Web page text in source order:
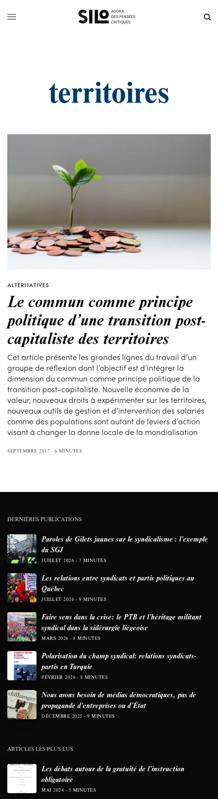
territoires
ALTERNATIVES
Le commun comme principe
politique d’une transition post-
capitaliste des territoires
Cet article présente les grandes lignes du travail d’un
groupe de réflexion dont l’objectif est d’intégrer la
dimension du commun comme principe politique de la
transition post-capitaliste. Nouvelle économie de la
valeur, nouveaux droits à expérimenter sur les territoires,
nouveaux outils de gestion et d’intervention des salariés
comme des populations sont autant de leviers d’action
visant à changer la donne locale de la mondialisation
SEPTEMBRE 2017 6 MINUTES
DERNIÈRES PUBLICATIONS
Paroles de Gilets jaunes sur le syndicalisme : l’exemple
du SGJ
JUILLET 2026 7 MINUTES
Les relations entre syndicats et partis politiques au
Québec
JUILLET 2026 9 MINUTES
Faire sens dans la crise: le PTB et l’héritage militant
syndical dans la sidérurgie liégeoise
MARS 2026 8 MINUTES
Polarisation du champ syndical: relations syndicats-
partis en Turquie
FÉVRIER 2026 8 MINUTES
Nous avons besoin de médias démocratiques, pas de
propagande d’entreprises ou d’État
DÉCEMBRE 2025 9 MINUTES
ARTICLES LES PLUS LUS
Les débats autour de la gratuité de l’instruction
obligatoire
MAI 2024 5 MINUTES